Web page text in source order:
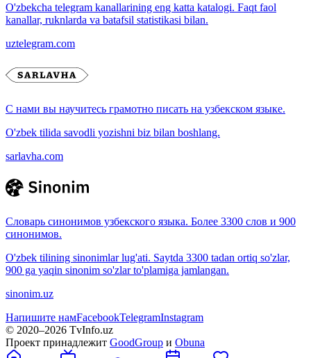
O'zbekcha telegram kanallarining eng katta katalogi. Faqt faol
kanallar, ruknlarda va batafsil statistikasi bilan.
uztelegram.com
С нами вы научитесь грамотно писать на узбекском языке.
O'zbek tilida savodli yozishni biz bilan boshlang.
sarlavha.com
Словарь синонимов узбекского языка. Более 3300 слов и 900
синонимов.
O'zbek tilining sinonimlar lug'ati. Saytda 3300 tadan ortiq so'zlar,
900 ga yaqin sinonim so'zlar to'plamiga jamlangan.
sinonim.uz
Напишите намFacebookTelegramInstagram
© 2020–2026 TvInfo.uz
Проект принадлежит GoodGroup и Obuna